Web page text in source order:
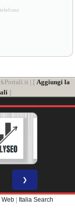
| [ Aggiungi la
]
❯
Web | Italia Search